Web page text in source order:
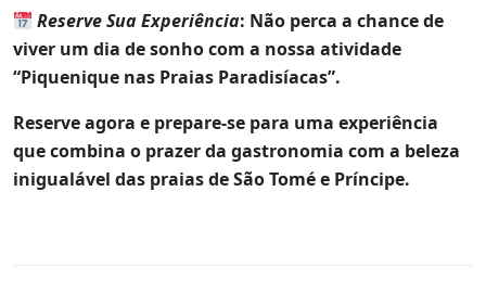
Reserve Sua Experiência: Não perca a chance de
viver um dia de sonho com a nossa atividade
“Piquenique nas Praias Paradisíacas”.
Reserve agora e prepare-se para uma experiência
que combina o prazer da gastronomia com a beleza
inigualável das praias de São Tomé e Príncipe.